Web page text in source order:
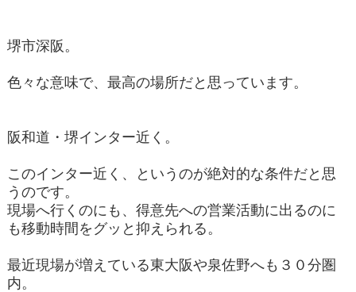
堺市深阪。
色々な意味で、最高の場所だと思っています。
阪和道・堺インター近く。
このインター近く、というのが絶対的な条件だと思
うのです。
現場へ行くのにも、得意先への営業活動に出るのに
も移動時間をグッと抑えられる。
最近現場が増えている東大阪や泉佐野へも３０分圏
内。